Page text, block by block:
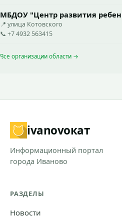
МБДОУ "Центр развития
📍 улица Котовского
📞 +7 4932 563415
Все организации области →
ivanovoкат
Информационный портал
города Иваново
РАЗДЕЛЫ
Новости